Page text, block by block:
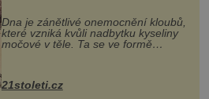
„nemoci králů“
Dna je zánětlivé onemocnění kloubů,
které vzniká kvůli nadbytku kyseliny
močové v těle. Ta se ve formě
nohou, a způsobuje bole...
21stoleti.cz